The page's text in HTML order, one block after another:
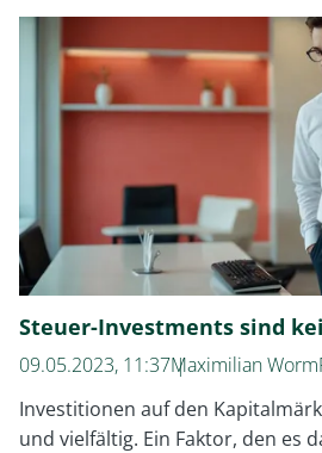
Steuer-Investments sind
09.05.2023, 11:37Maximilian Worm
Investitionen auf den
und vielfältig. Ein Faktor, den es